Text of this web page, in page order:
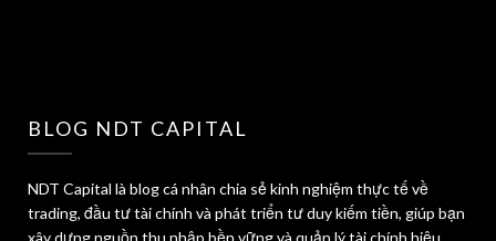
BLOG NDT CAPITAL
NDT Capital là blog cá nhân chia sẻ kinh nghiệm thực tế về
trading, đầu tư tài chính và phát triển tư duy kiếm tiền, giúp bạn